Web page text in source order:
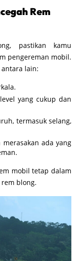
Rem
pastikan kamu
pengereman mobil.
lain:
yang cukup dan
termasuk selang,
ada yang
mobil tetap dalam
blong.